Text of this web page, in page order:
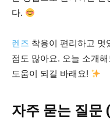
다.
렌즈 착용이 편리하고 멋
점도 많아요. 오늘 소개
도움이 되길 바래요!
자주 묻는 질문